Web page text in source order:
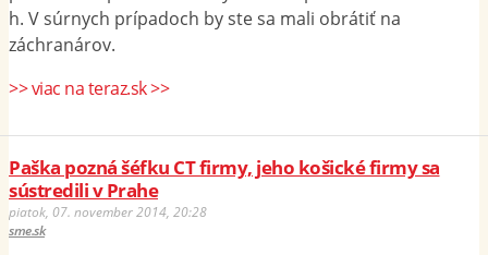
h. V súrnych prípadoch by ste sa mali obrátiť na
záchranárov.
>> viac na teraz.sk >>
Paška pozná šéfku CT firmy, jeho košické firmy sa
sústredili v Prahe
piatok, 07. november 2014, 20:28
sme.sk